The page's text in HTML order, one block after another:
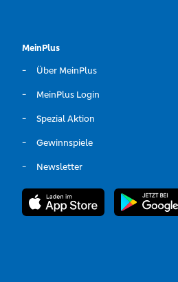
MeinPlus
Über MeinPlus
MeinPlus Login
Spezial Aktion
Gewinnspiele
Newsletter